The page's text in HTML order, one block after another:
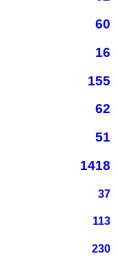
60
16
155
62
51
1418
37
113
230